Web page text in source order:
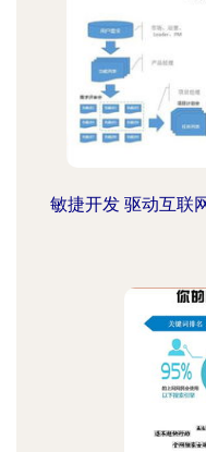
敏捷开发 驱动互联